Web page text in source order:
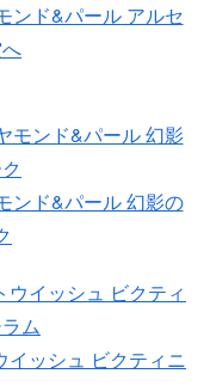
ンド&パール アルセ
ンド&パール 幻影の
イッシュ ビクティニ